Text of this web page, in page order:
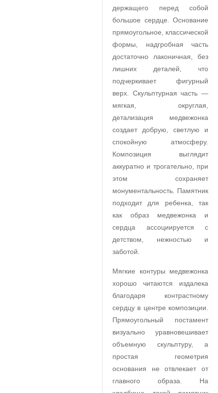
держащего перед собой
большое сердце. Основание
прямоугольное, классической
формы, надгробная часть
достаточно лаконичная, без
лишних деталей, что
подчеркивает фигурный
верх. Скульптурная часть —
мягкая, округлая,
детализация медвежонка
создает добрую, светлую и
спокойную атмосферу.
Композиция выглядит
аккуратно и трогательно, при
этом сохраняет
монументальность. Памятник
подходит для ребенка, так
как образ медвежонка и
сердца ассоциируется с
детством, нежностью и
заботой.
Мягкие контуры медвежонка
хорошо читаются издалека
благодаря контрастному
сердцу в центре композиции.
Прямоугольный постамент
визуально уравновешивает
объемную скульптуру, а
простая геометрия
основания не отвлекает от
главного образа. На